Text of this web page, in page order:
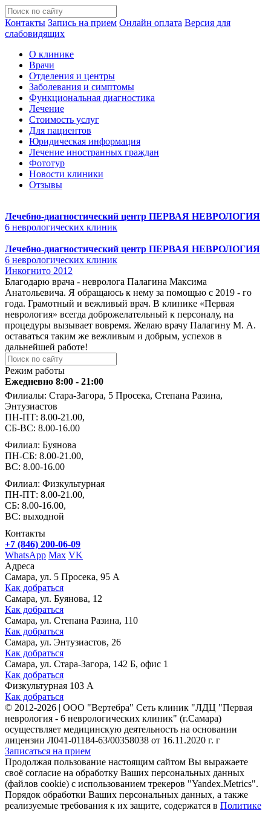
Контакты Запись на прием Онлайн оплата Версия для
слабовидящих
О клинике
Врачи
Отделения и центры
Заболевания и симптомы
Функциональная диагностика
Лечение
Стоимость услуг
Для пациентов
Юридическая информация
Лечение иностранных граждан
Фототур
Новости клиники
Отзывы
Лечебно-диагностический центр ПЕРВАЯ НЕВРОЛОГИЯ
6 неврологических клиник
Лечебно-диагностический центр ПЕРВАЯ НЕВРОЛОГИЯ
6 неврологических клиник
Инкогнито 2012
Благодарю врача - невролога Палагина Максима
Анатольевича. Я обращаюсь к нему за помощью с 2019 - го
года. Грамотный и вежливый врач. В клинике «Первая
неврология» всегда доброжелательный к персоналу, на
процедуры вызывает вовремя. Желаю врачу Палагину М. А.
оставаться таким же вежливым и добрым, успехов в
дальнейшей работе!
Режим работы
Ежедневно 8:00 - 21:00
Филиалы: Стара-Загора, 5 Просека, Степана Разина,
Энтузиастов
ПН-ПТ: 8.00-21.00,
СБ-ВС: 8.00-16.00
Филиал: Буянова
ПН-СБ: 8.00-21.00,
ВС: 8.00-16.00
Филиал: Физкультурная
ПН-ПТ: 8.00-21.00,
СБ: 8.00-16.00,
ВС: выходной
Контакты
+7 (846) 200-06-09
WhatsApp Max VK
Адреса
Самара, ул. 5 Просека, 95 А
Как добраться
Самара, ул. Буянова, 12
Как добраться
Самара, ул. Степана Разина, 110
Как добраться
Самара, ул. Энтузиастов, 26
Как добраться
Самара, ул. Стара-Загора, 142 Б, офис 1
Как добраться
Физкультурная 103 А
Как добраться
© 2012-2026 | ООО "Вертебра" Сеть клиник "ЛДЦ "Первая
неврология - 6 неврологических клиник" (г.Самара)
осуществляет медицинскую деятельность на основании
лицензии Л041-01184-63/00358038 от 16.11.2020 г. г
Записаться на прием
Продолжая пользование настоящим сайтом Вы выражаете
своё согласие на обработку Ваших персональных данных
(файлов cookie) с использованием трекеров "Yandex.Metrics".
Порядок обработки Ваших персональных данных, а также
реализуемые требования к их защите, содержатся в Политике